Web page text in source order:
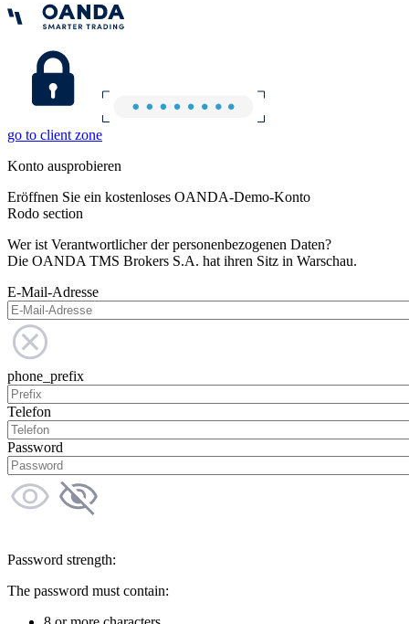
go to client zone
Konto ausprobieren
Eröffnen Sie ein kostenloses OANDA-Demo-Konto
Rodo section
Wer ist Verantwortlicher der personenbezogenen Daten?
Die OANDA TMS Brokers S.A. hat ihren Sitz in Warschau.
E-Mail-Adresse
phone_prefix
Telefon
Password
Password strength:
The password must contain: